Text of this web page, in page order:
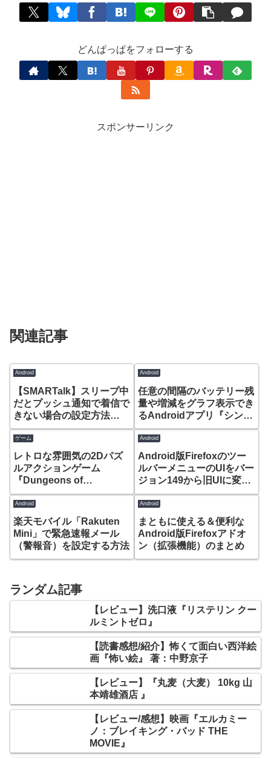
どんぱっぱをフォローする
スポンサーリンク
関連記事
Android
【SMARTalk】スリープ中
だとプッシュ通知で着信で
きない場合の設定方法
(Android)
Android
任意の間隔のバッテリー残
量や増減をグラフ表示でき
るAndroidアプリ『シンプ
ルバッテリーグラフ』
ゲーム
レトロな雰囲気の2Dパズ
ルアクションゲーム
『Dungeons of
Dreadrock』
Android
Android版Firefoxのツー
ルバーメニューのUIをバー
ジョン149から旧UIに変更
できなくなった件
Android
楽天モバイル「Rakuten
Mini」で緊急速報メール
（警報音）を設定する方法
Android
まともに使える＆便利な
Android版Firefoxアドオ
ン（拡張機能）のまとめ
ランダム記事
【レビュー】洗口液『リステリン クー
ルミントゼロ』
【読書感想/紹介】怖くて面白い西洋絵
画『怖い絵』 著：中野京子
【レビュー】『丸麦（大麦） 10kg 山
本靖雄酒店 』
【レビュー/感想】映画『エルカミー
ノ：ブレイキング・バッド THE
MOVIE』